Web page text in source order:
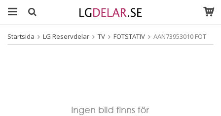
Startsida LG Reservdelar TV FOTSTATIV AAN73953010 FOT